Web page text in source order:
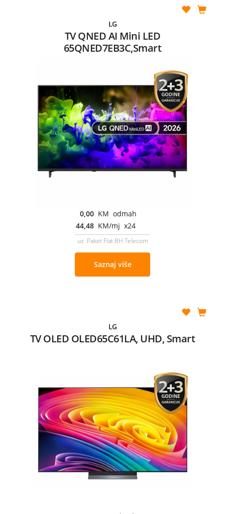
LG
TV QNED AI Mini LED
65QNED7EB3C,Smart
0,00 KM odmah
44,48 KM/mj x24
uz Paket Flat BH Telecom
Saznaj više
LG
TV OLED OLED65C61LA, UHD, Smart